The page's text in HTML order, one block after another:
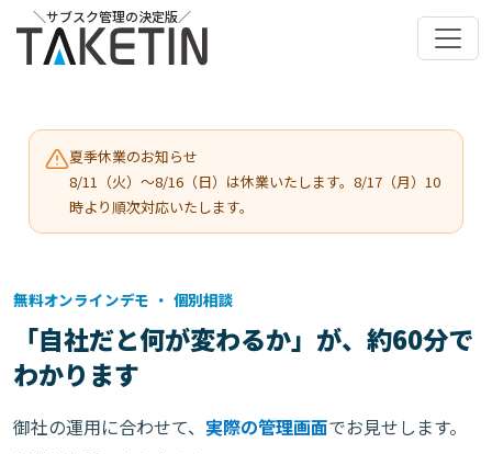
＼サブスク管理の決定版／
夏季休業のお知らせ
8/11（火）〜8/16（日）は休業いたします。8/17（月）10
時より順次対応いたします。
無料オンラインデモ ・ 個別相談
「自社だと何が変わるか」が、 約60分で
わかります
御社の運用に合わせて、 実際の管理画面でお見せします。